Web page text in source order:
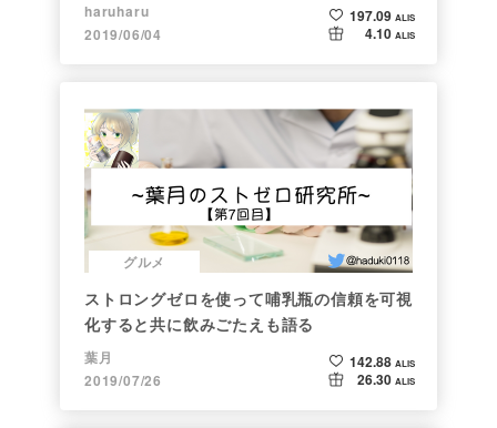
haruharu
2019/06/04
197.09 ALIS
4.10 ALIS
グルメ
ストロングゼロを使って哺乳瓶の信頼を可視
化すると共に飲みごたえも語る
葉月
2019/07/26
142.88 ALIS
26.30 ALIS